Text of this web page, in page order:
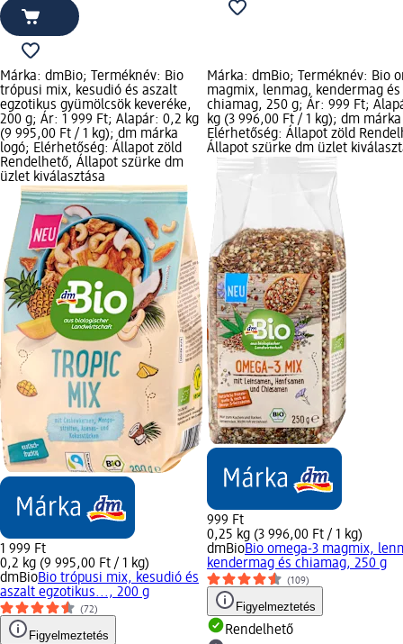
Márka: dmBio; Terméknév: Bio
trópusi mix, kesudió és aszalt
egzotikus gyümölcsök keveréke,
200 g; Ár: 1 999 Ft; Alapár: 0,2 kg
(9 995,00 Ft / 1 kg); dm márka
logó; Elérhetőség: Állapot zöld
Rendelhető, Állapot szürke dm
üzlet kiválasztása
1 999 Ft
0,2 kg (9 995,00 Ft / 1 kg)
dmBioBio trópusi mix, kesudió és
aszalt egzotikus..., 200 g
(72)
Figyelmeztetés
Márka: dmBio; Terméknév: Bio
magmix, lenmag, kendermag és
chiamag, 250 g; Ár: 999 Ft;
kg (3 996,00 Ft / 1 kg); dm
Elérhetőség: Állapot zöld
Állapot szürke dm üzlet
999 Ft
0,25 kg (3 996,00 Ft / 1 kg)
dmBioBio omega-3 magmix,
kendermag és chiamag, 250 g
(109)
Figyelmeztetés
Rendelhető